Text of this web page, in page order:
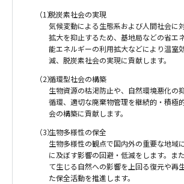
（1）脱炭素社会の実現
気候変動による生態系および人間社会に
拡大を抑止するため、基地局などの省エ
能エネルギーの利用拡大などにより温室
減、脱炭素社会の実現に貢献します。
（2）循環型社会の構築
生物資源の枯渇防止や、自然環境悪化の
循環、適切な廃棄物管理を継続的・積極
会の構築に貢献します。
（3）生物多様性の保全
生物多様性の観点で国内外の重要な地域
に及ぼす影響の回避・低減をします。ま
て生じる自然への影響を上回る復元や再
た保全活動を推進します。